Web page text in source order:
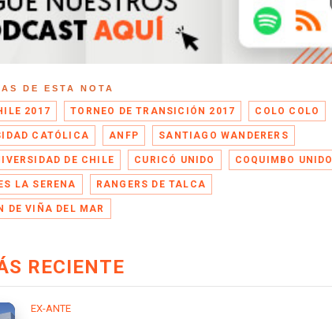
DE ESTA NOTA
2017 TORNEO DE TRANSICIÓN 2017 COLO COLO
CATÓLICA ANFP SANTIAGO WANDERERS
DE CHILE CURICÓ UNIDO COQUIMBO UNIDO
LA SERENA RANGERS DE TALCA
DE VIÑA DEL MAR
RECIENTE
EX-ANTE